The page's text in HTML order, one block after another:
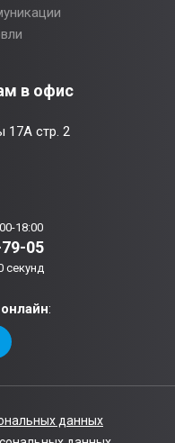
в офис
17А стр. 2
18:00
05
секунд
онлайн:
данных